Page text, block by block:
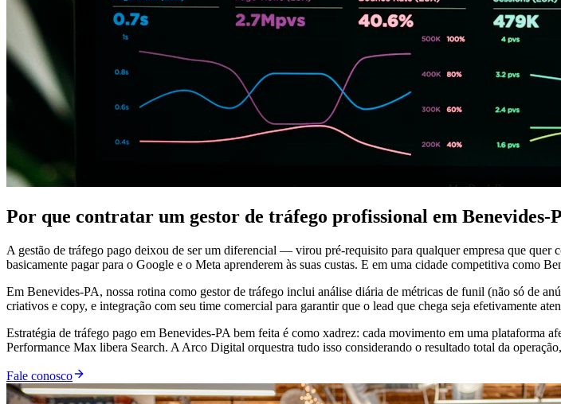
Por que contratar um gestor de tráfego profissional em Benevides-
A gestão de tráfego pago deixou de ser um diferencial — virou pré-requisito para qualquer empresa que
basicamente pagar para o Google e o Meta aprenderem às suas custas. E em uma cidade competitiva como
Em Benevides-PA, nossa rotina como gestor de tráfego inclui análise diária de métricas de funil (não só de
criativos e copy, e integração com seu time comercial para garantir que o lead que chega seja efetivamente
Estratégia de tráfego pago em Benevides-PA bem feita é como xadrez: cada movimento em uma
Performance Max libera Search. A Arco Digital orquestra tudo isso considerando o resultado total da
Fale conosco